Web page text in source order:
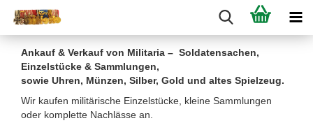
Ankauf & Verkauf von Militaria – Soldatensachen,
Einzelstücke & Sammlungen,
sowie Uhren, Münzen, Silber, Gold und altes Spielzeug.
Wir kaufen militärische Einzelstücke, kleine Sammlungen
oder komplette Nachlässe an.